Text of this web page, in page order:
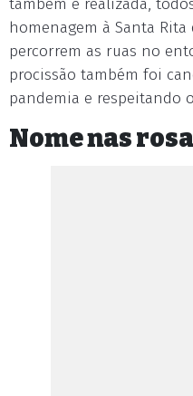
também é realizada,
homenagem à Santa
percorrem as ruas no
procissão também foi
pandemia e respeitando
Nome nas